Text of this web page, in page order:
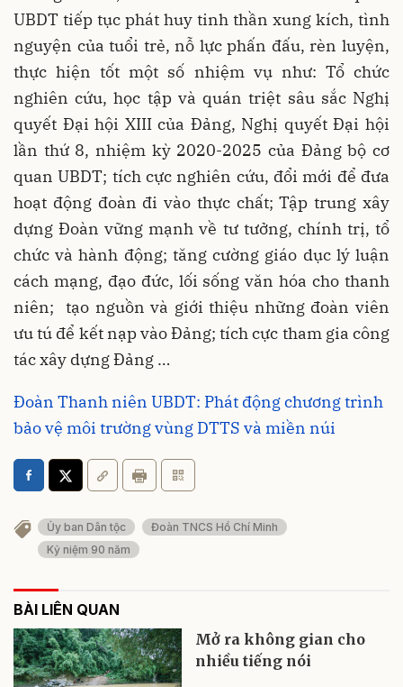
UBDT tiếp tục phát huy tinh thần xung kích, tình
nguyện của tuổi trẻ, nỗ lực phấn đấu, rèn luyện,
thực hiện tốt một số nhiệm vụ như: Tổ chức
nghiên cứu, học tập và quán triệt sâu sắc Nghị
quyết Đại hội XIII của Đảng, Nghị quyết Đại hội
lần thứ 8, nhiệm kỳ 2020-2025 của Đảng bộ cơ
quan UBDT; tích cực nghiên cứu, đổi mới để đưa
hoạt động đoàn đi vào thực chất; Tập trung xây
dựng Đoàn vững mạnh về tư tưởng, chính trị, tổ
chức và hành động; tăng cường giáo dục lý luận
cách mạng, đạo đức, lối sống văn hóa cho thanh
niên; tạo nguồn và giới thiệu những đoàn viên
ưu tú để kết nạp vào Đảng; tích cực tham gia công
tác xây dựng Đảng …
Đoàn Thanh niên UBDT: Phát động chương trình
bảo vệ môi trường vùng DTTS và miền núi
Ủy ban Dân tộc
Đoàn TNCS Hồ Chí Minh
Kỷ niệm 90 năm
BÀI LIÊN QUAN
Mở ra không gian cho
nhiều tiếng nói